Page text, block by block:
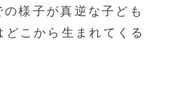
様子が真逆な子ども
こから生まれてくる